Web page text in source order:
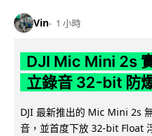
Vin 1 小時
DJI Mic Mini 2s
立錄音 32-bit 防
DJI 最新推出的 Mic Mini 2s
音，並首度下放 32-bit Float